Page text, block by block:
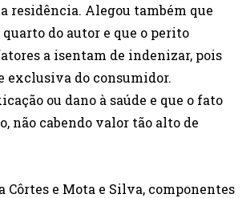
residência. Alegou também que
do autor e que o perito
a isentam de indenizar, pois
exclusiva do consumidor.
ou dano à saúde e que o fato
não cabendo valor tão alto de
Côrtes e Mota e Silva, componentes